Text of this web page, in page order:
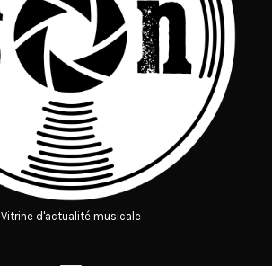
Vitrine d'actualité musicale